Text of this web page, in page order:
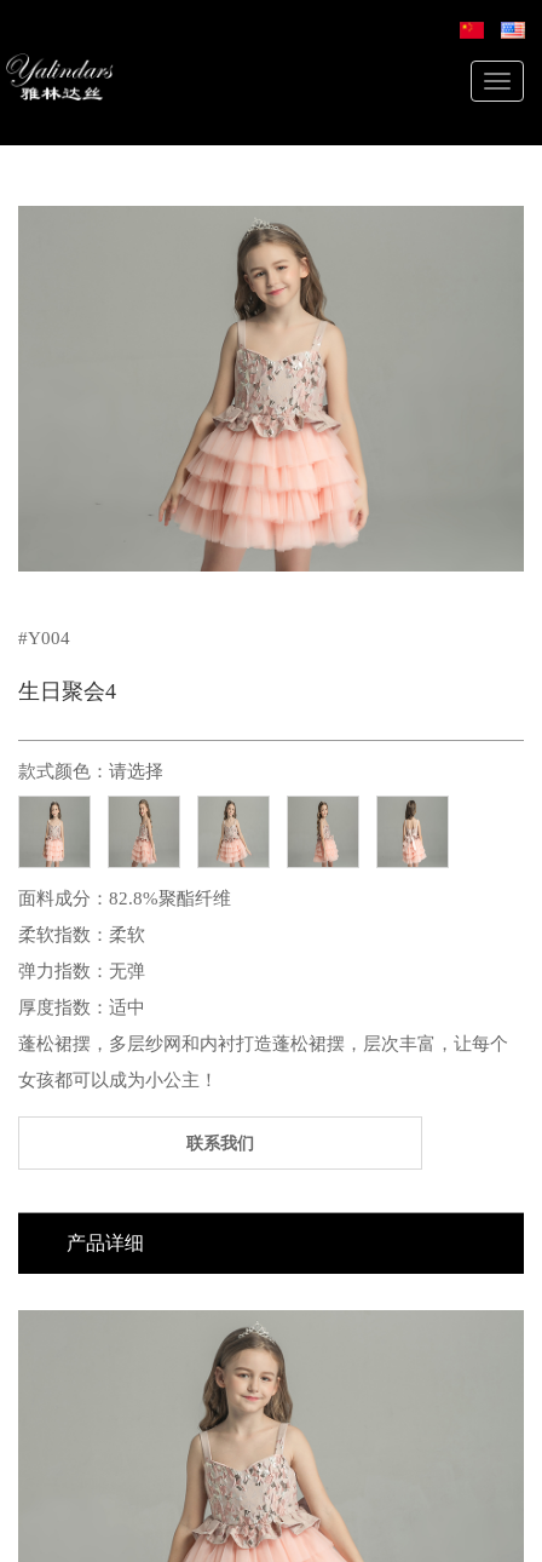
#Y004
生日聚会4
款式颜色： 请选择
面料成分：82.8%聚酯纤维
柔软指数：柔软
弹力指数：无弹
厚度指数：适中
蓬松裙摆，多层纱网和内衬打造蓬松裙摆，层次丰富，让每个
女孩都可以成为小公主！
联系我们
产品详细